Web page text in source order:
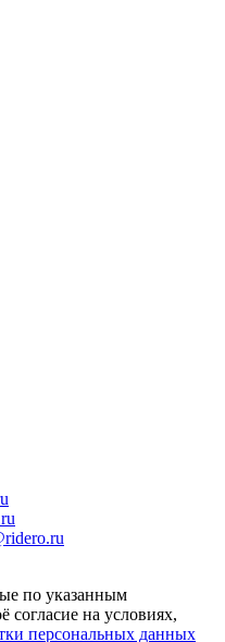
по указанным
согласие на условиях,
персональных данных